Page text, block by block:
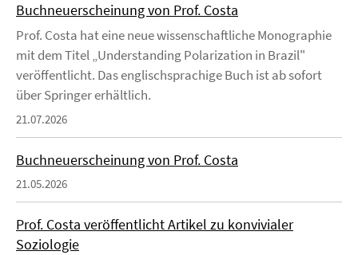
Buchneuerscheinung von Prof. Costa
Prof. Costa hat eine neue wissenschaftliche Monographie
mit dem Titel „Understanding Polarization in Brazil"
veröffentlicht. Das englischsprachige Buch ist ab sofort
über Springer erhältlich.
21.07.2026
Buchneuerscheinung von Prof. Costa
21.05.2026
Prof. Costa veröffentlicht Artikel zu konvivialer
Soziologie